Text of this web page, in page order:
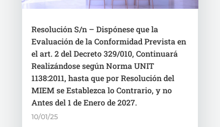
Resolución S/n – Dispónese que la
Evaluación de la Conformidad Prevista en
el art. 2 del Decreto 329/010, Continuará
Realizándose según Norma UNIT
1138:2011, hasta que por Resolución del
MIEM se Establezca lo Contrario, y no
Antes del 1 de Enero de 2027.
10/01/25